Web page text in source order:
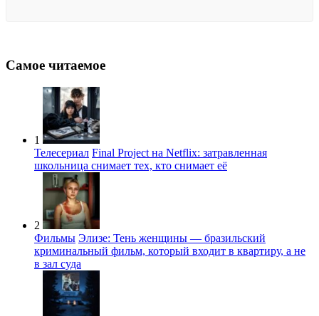
Самое читаемое
1
Телесериал Final Project на Netflix: затравленная
школьница снимает тех, кто снимает её
2
Фильмы Элизе: Тень женщины — бразильский
криминальный фильм, который входит в квартиру, а не
в зал суда